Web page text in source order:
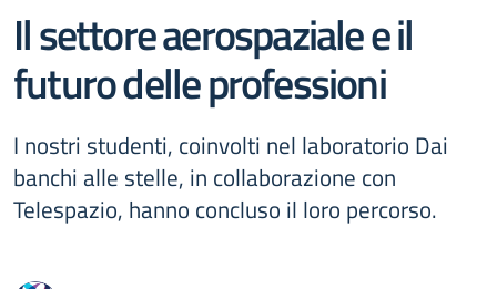
Il settore aerospaziale e il
futuro delle professioni
I nostri studenti, coinvolti nel laboratorio Dai
banchi alle stelle, in collaborazione con
Telespazio, hanno concluso il loro percorso.